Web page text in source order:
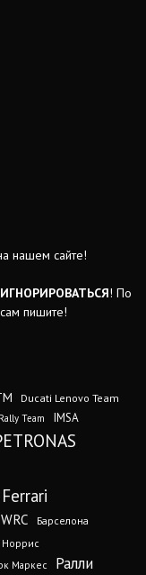
нашем сайте!
ИГНОРИРОВАТЬСЯ! По
пишите!
Ducati Lenovo Team
Team IMSA
WRC
Барселона
Маркес Ралли